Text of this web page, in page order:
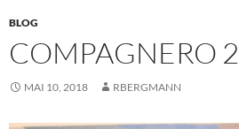
BLOG
COMPAGNERO 2
MAI 10, 2018 RBERGMANN